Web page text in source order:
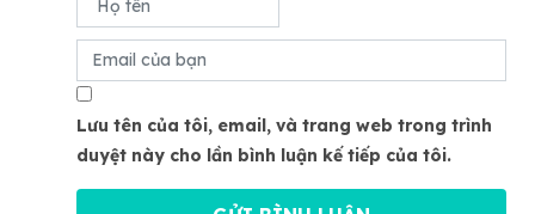
Lưu tên của tôi, email, và trang web trong trình
duyệt này cho lần bình luận kế tiếp của tôi.